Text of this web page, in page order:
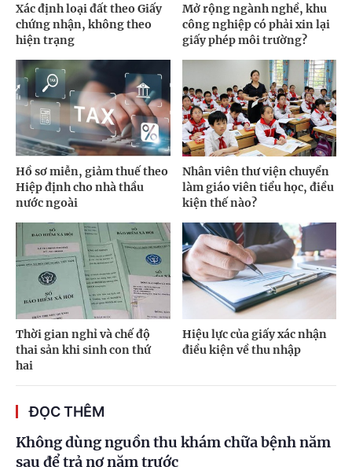
Xác định loại đất theo Giấy
chứng nhận, không theo
hiện trạng
Mở rộng ngành nghề, khu
công nghiệp có phải xin lại
giấy phép môi trường?
Hồ sơ miễn, giảm thuế theo
Hiệp định cho nhà thầu
nước ngoài
Nhân viên thư viện chuyển
làm giáo viên tiểu học, điều
kiện thế nào?
Thời gian nghỉ và chế độ
thai sản khi sinh con thứ
hai
Hiệu lực của giấy xác nhận
điều kiện về thu nhập
ĐỌC THÊM
Không dùng nguồn thu khám chữa bệnh năm
sau để trả nợ năm trước